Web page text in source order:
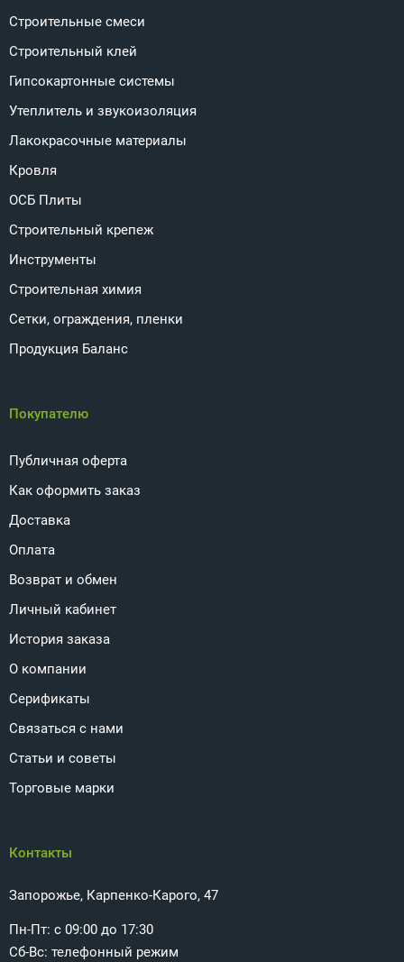
Строительные смеси
Строительный клей
Гипсокартонные системы
Утеплитель и звукоизоляция
Лакокрасочные материалы
Кровля
ОСБ Плиты
Строительный крепеж
Инструменты
Строительная химия
Сетки, ограждения, пленки
Продукция Баланс
Покупателю
Публичная оферта
Как оформить заказ
Доставка
Оплата
Возврат и обмен
Личный кабинет
История заказа
О компании
Серификаты
Связаться с нами
Статьи и советы
Торговые марки
Контакты
Запорожье, Карпенко-Карого, 47
Пн-Пт: с 09:00 до 17:30
Сб-Вс: телефонный режим